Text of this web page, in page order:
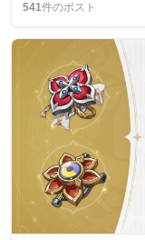
541件のポスト